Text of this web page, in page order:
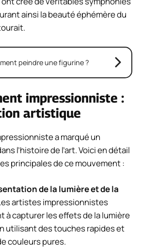
ainsi la beauté éphémère du
peindre une figurine ?
impressionniste :
artistique
a marqué un
l’histoire de l’art. Voici en détail
principales de ce mouvement :
de la lumière et de la
artistes impressionnistes
à capturer les effets de la lumière
utilisant des touches rapides et
couleurs pures.